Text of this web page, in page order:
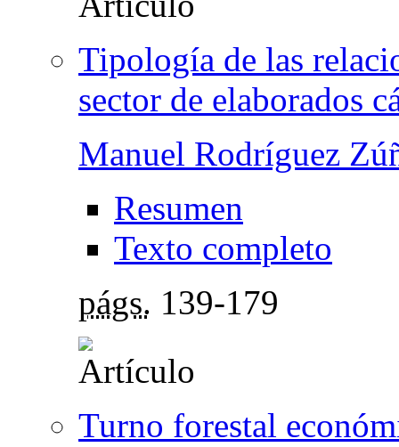
Tipología de las
sector de elaborados
Manuel Rodríguez
Resumen
Texto completo
págs. 139-179
Turno forestal